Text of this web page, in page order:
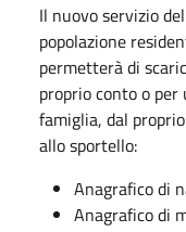
Il nuovo servizio
popolazione
permetterà di
proprio conto o
famiglia, dal
allo sportello:
Anagrafico di
Anagrafico di